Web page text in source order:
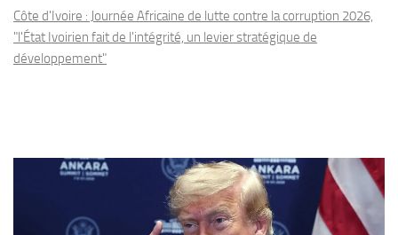
Côte d'Ivoire : Journée Africaine de lutte contre la corruption 2026,
"l'État Ivoirien fait de l'intégrité, un levier stratégique de
développement"